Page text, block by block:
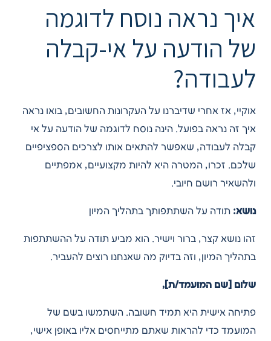
איך נראה נוסח לדוגמה
של הודעה על אי-קבלה
לעבודה?
אוקיי, אז אחרי שדיברנו על העקרונות החשובים, בואו נראה
איך זה נראה בפועל. הינה נוסח לדוגמה של הודעה על אי
קבלה לעבודה, שאפשר להתאים אותו לצרכים הספציפיים
שלכם. זכרו, המטרה היא להיות מקצועיים, אמפתיים
ולהשאיר רושם חיובי.
נושא: תודה על השתתפותך בתהליך המיון
זהו נושא קצר, ברור וישיר. הוא מביע תודה על ההשתתפות
בתהליך המיון, וזה בדיוק מה שאנחנו רוצים להעביר.
שלום [שם המועמד/ת],
פתיחה אישית היא תמיד חשובה. השתמשו בשם של
המועמד כדי להראות שאתם מתייחסים אליו באופן אישי,